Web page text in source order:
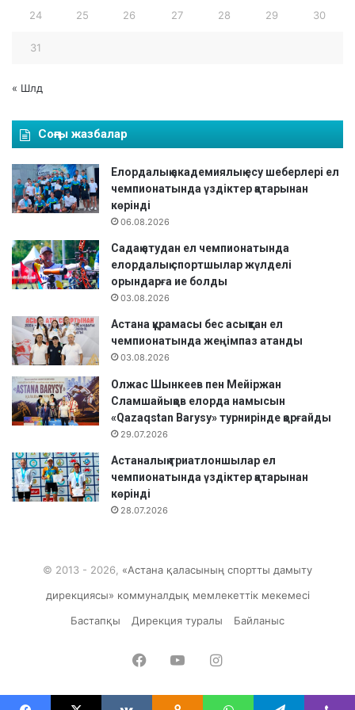
24 25 26 27 28 29 30
31
« Шлд
Соңғы жазбалар
Елордалық академиялық есу шеберлері ел
чемпионатында үздіктер қатарынан
көрінді
06.08.2026
Садақ атудан ел чемпионатында
елордалық спортшылар жүлделі
орындарға ие болды
03.08.2026
Астана құрамасы бес асықтан ел
чемпионатында жеңімпаз атанды
03.08.2026
Олжас Шынкеев пен Мейіржан
Сламшайықов елорда намысын
«Qazaqstan Barysy» турнирінде қорғайды
29.07.2026
Астаналық триатлоншылар ел
чемпионатында үздіктер қатарынан
көрінді
28.07.2026
© 2013 - 2026, «Астана қаласының спортты дамыту
дирекциясы» коммуналдық мемлекеттік мекемесі
Бастапқы
Дирекция туралы Байланыс
FacebookYouTubeInstagram